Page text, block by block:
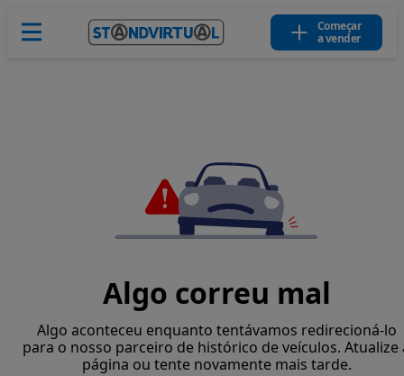
Começar
a vender
Algo correu mal
Algo aconteceu enquanto tentávamos redirecioná-lo
para o nosso parceiro de histórico de veículos. Atualize
página ou tente novamente mais tarde.